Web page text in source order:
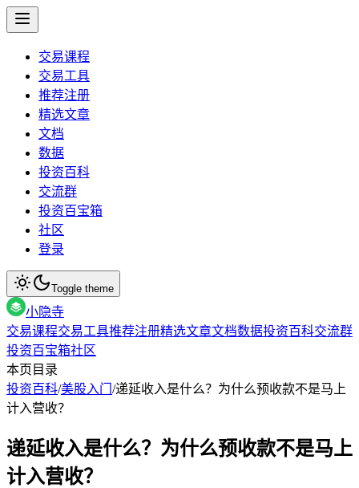
交易课程
交易工具
推荐注册
精选文章
文档
数据
投资百科
交流群
投资百宝箱
社区
登录
Toggle theme
小隐寺
交易课程交易工具推荐注册精选文章文档数据投资百科交流群
投资百宝箱社区
本页目录
投资百科/美股入门 /递延收入是什么？为什么预收款不是马上
计入营收？
递延收入是什么？为什么预收款不是马上
计入营收？